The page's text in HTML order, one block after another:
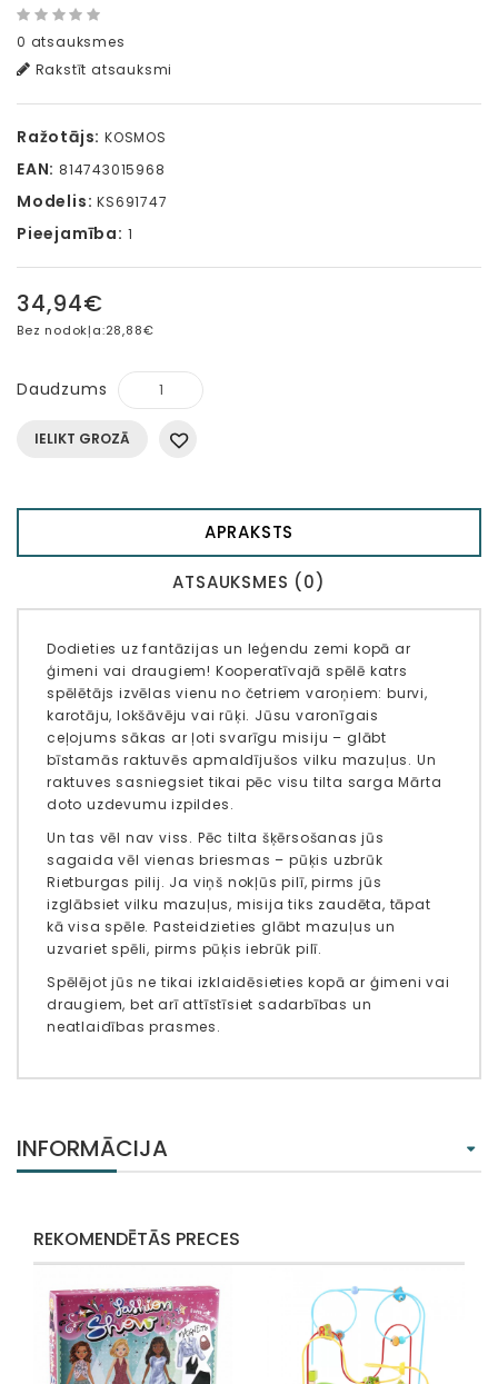
0 atsauksmes
Rakstīt atsauksmi
Ražotājs: KOSMOS
EAN: 814743015968
Modelis: KS691747
Pieejamība: 1
34,94€
Bez nodokļa:28,88€
Daudzums
IELIKT GROZĀ
APRAKSTS
ATSAUKSMES (0)
Dodieties uz fantāzijas un leģendu zemi kopā ar
ģimeni vai draugiem! Kooperatīvajā spēlē katrs
spēlētājs izvēlas vienu no četriem varoņiem: burvi,
karotāju, lokšāvēju vai rūķi. Jūsu varonīgais
ceļojums sākas ar ļoti svarīgu misiju – glābt
bīstamās raktuvēs apmaldījušos vilku mazuļus. Un
raktuves sasniegsiet tikai pēc visu tilta sarga Mārta
doto uzdevumu izpildes.
Un tas vēl nav viss. Pēc tilta šķērsošanas jūs
sagaida vēl vienas briesmas – pūķis uzbrūk
Rietburgas pilij. Ja viņš nokļūs pilī, pirms jūs
izglābsiet vilku mazuļus, misija tiks zaudēta, tāpat
kā visa spēle. Pasteidzieties glābt mazuļus un
uzvariet spēli, pirms pūķis iebrūk pilī.
Spēlējot jūs ne tikai izklaidēsieties kopā ar ģimeni vai
draugiem, bet arī attīstīsiet sadarbības un
neatlaidības prasmes.
INFORMĀCIJA
REKOMENDĒTĀS PRECES